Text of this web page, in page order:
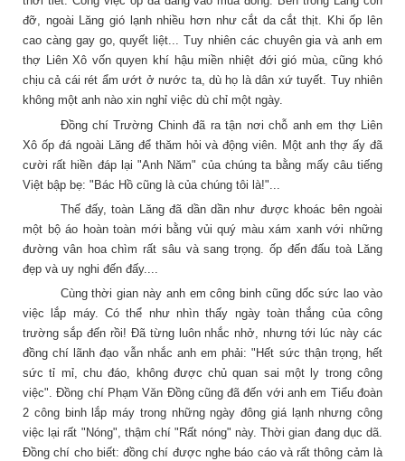
đỡ, ngoài Lăng gió lạnh nhiều hơn như cắt da cắt thịt. Khi ốp lên
cao càng gay go, quyết liệt... Tuy nhiên các chuyên gia và anh em
thợ Liên Xô vốn quyen khí hậu miền nhiệt đới gió mùa, cũng khó
chịu cả cái rét ẩm ướt ở nước ta, dù họ là dân xứ tuyết. Tuy nhiên
không một anh nào xin nghỉ việc dù chỉ một ngày.
Đồng chí Trường Chinh đã ra tận nơi chỗ anh em thợ Liên
Xô ốp đá ngoài Lăng để thăm hỏi và động viên. Một anh thợ ấy đã
cười rất hiền đáp lại "Anh Năm" của chúng ta bằng mấy câu tiếng
Việt bập bẹ: "Bác Hồ cũng là của chúng tôi là!"...
Thế đấy, toàn Lăng đã dần dần như được khoác bên ngoài
một bộ áo hoàn toàn mới bằng vủi quý màu xám xanh với những
đường vân hoa chìm rất sâu và sang trọng. ốp đến đấu toà Lăng
đẹp và uy nghi đến đấy....
Cùng thời gian này anh em công binh cũng dốc sức lao vào
việc lắp máy. Có thể như nhìn thấy ngày toàn thắng của công
trường sắp đến rồi! Đã từng luôn nhắc nhở, nhưng tới lúc này các
đồng chí lãnh đạo vẫn nhắc anh em phải: "Hết sức thận trọng, hết
sức tỉ mỉ, chu đáo, không được chủ quan sai một ly trong công
việc". Đồng chí Phạm Văn Đồng cũng đã đến với anh em Tiểu đoàn
2 công binh lắp máy trong những ngày đông giá lạnh nhưng công
việc lại rất "Nóng", thậm chí "Rất nóng" này. Thời gian đang dục dã.
Đồng chí cho biết: đồng chí được nghe báo cáo và rất thông cảm là